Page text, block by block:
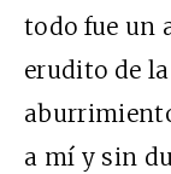
todo fue un
erudito de
a mí y sin